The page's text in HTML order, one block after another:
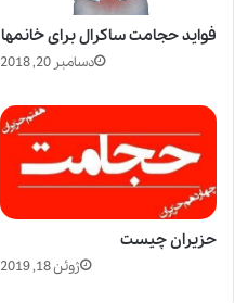
فواید حجامت ساکرال برای خانمها
دسامبر 20, 2018
حزیران چیست
ژوئن 18, 2019